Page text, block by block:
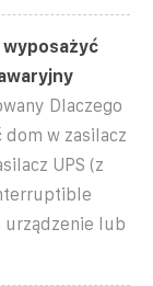
Dlaczego
w zasilacz
UPS (z
lub